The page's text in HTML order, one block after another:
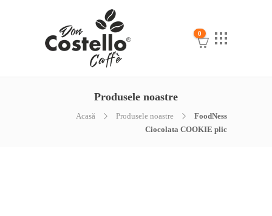
0
Produsele noastre
Acasă Produsele noastre
FoodNess
Ciocolata COOKIE plic